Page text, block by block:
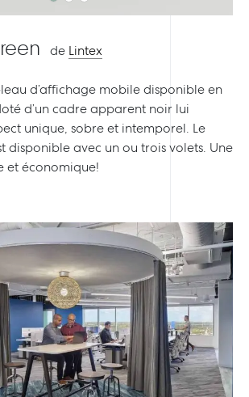
de Lintex
d’affichage mobile disponible en
d’un cadre apparent noir lui
unique, sobre et intemporel. Le
disponible avec un ou trois volets. Une
et économique!
Next